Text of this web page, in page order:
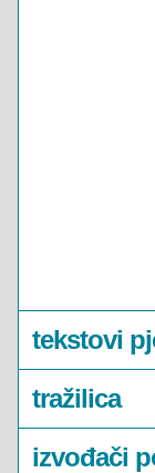
tekstovi
tražilica
izvođači